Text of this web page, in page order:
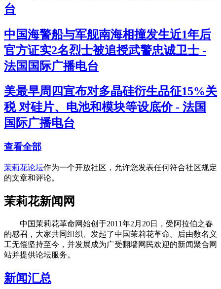
台
中国海警船与军舰南海相撞发生近1年后
官方证实2名烈士被追授武警忠诚卫士 -
法国国际广播电台
美最早周四宣布对多晶硅衍生品征15%关
税 对硅片、电池和模块等设底价 - 法国
国际广播电台
查看全部
茉莉花论坛作为一个开放社区，允许您发表任何符合社区规定
的文章和评论。
茉莉花新闻网
中国茉莉花革命网始创于2011年2月20日，受阿拉伯之春
的感召，大家共同组织、发起了中国茉莉花革命。后由数名义
工无偿坚持至今，并发展成为广受翻墙网民欢迎的新闻聚合网
站并提供论坛服务。
新闻汇总